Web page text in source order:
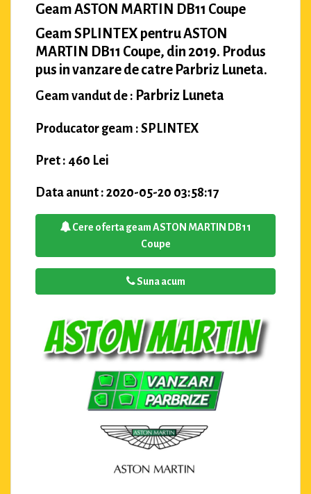
Geam ASTON MARTIN DB11 Coupe
Geam SPLINTEX pentru ASTON
MARTIN DB11 Coupe, din 2019. Produs
pus in vanzare de catre Parbriz Luneta.
Geam vandut de : Parbriz Luneta
Producator geam : SPLINTEX
Pret : 460 Lei
Data anunt : 2020-05-20 03:58:17
Cere oferta geam ASTON MARTIN DB11
Coupe
Suna acum